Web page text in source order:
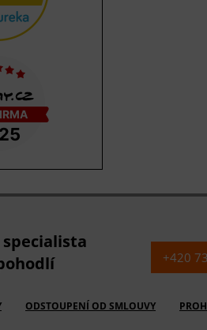
specialista
ODSTOUPENÍ OD SMLOUVY
+420